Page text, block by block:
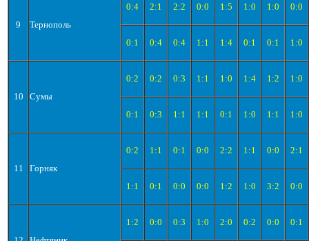
9 Тернополь
0:4 2:1 2:2 0:0 1:5 1:0 1:0 0:0
0:1 0:4 0:4 1:1 1:4 0:1 0:1 1:0
10 Сумы
0:2 0:2 0:3 1:1 1:0 1:4 1:2 1:0
0:1 0:3 1:1 1:1 0:1 1:0 1:1 1:0
11 Горняк
0:2 1:1 0:1 0:0 2:2 1:1 0:0 2:1
1:1 0:1 0:0 0:0 1:2 1:0 3:2 0:0
1:2 0:0 0:3 1:0 2:0 0:2 0:0 0:1